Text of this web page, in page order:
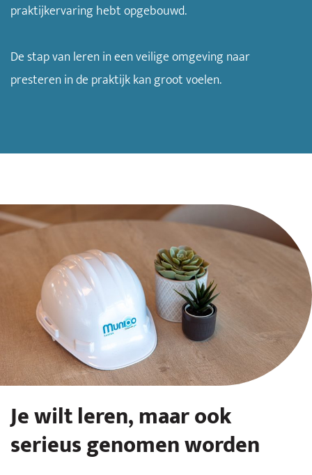
praktijkervaring hebt opgebouwd.
De stap van leren in een veilige omgeving naar
presteren in de praktijk kan groot voelen.
Je wilt leren, maar ook
serieus genomen worden